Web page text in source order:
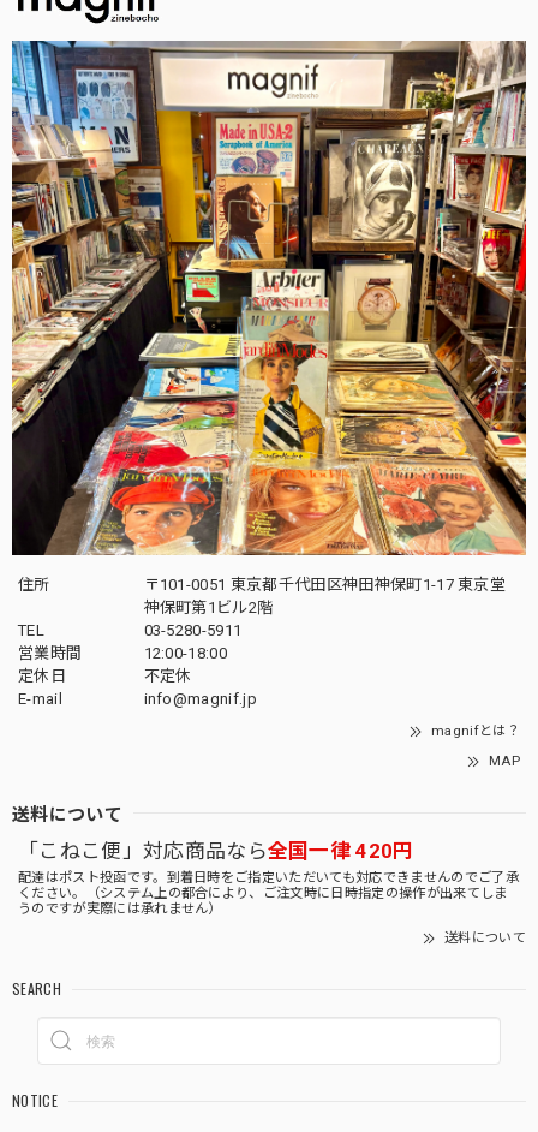
住所
〒101-0051 東京都千代田区神田神保町1-17 東京堂
神保町第1ビル2階
TEL
03-5280-5911
営業時間
12:00-18:00
定休日
不定休
E-mail
info@magnif.jp
magnifとは？
MAP
送料について
「こねこ便」対応商品なら全国一律 420円
配達はポスト投函です。到着日時をご指定いただいても対応できませんのでご了承
ください。（システム上の都合により、ご注文時に日時指定の操作が出来てしま
うのですが実際には承れません）
送料について
SEARCH
NOTICE